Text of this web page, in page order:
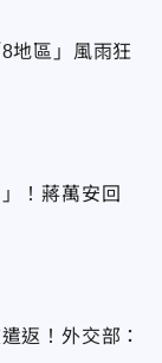
地區」風雨狂
！蔣萬安回
返！外交部：